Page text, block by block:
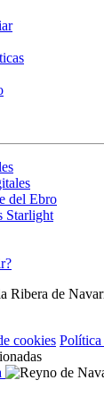
del Ebro
Starlight
Ribera de
cookies Política